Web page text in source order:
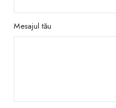
Mesajul tău